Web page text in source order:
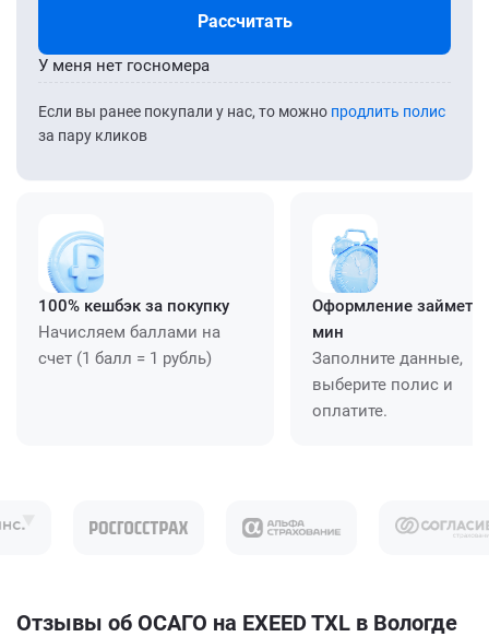
Рассчитать
Если вы ранее покупали у нас, то можно продлить полис
за пару кликов
У меня нет госномера
100% кешбэк за покупку
Начисляем баллами на
счет (1 балл = 1 рубль)
Оформление займет
мин
Заполните данные,
выберите полис и
оплатите.
Отзывы об ОСАГО на EXEED TXL в Вологде